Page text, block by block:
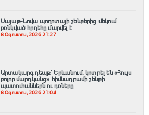
Սայաթ-Նովա պողոտայի շենքերից մեկում
բռնկված հրդեհը մարվել է
8 Օգոստոս, 2026 21:27
Արտակարգ դեպք՝ Երևանում․ կոտրել են «Հույս
բոլոր մարդկանց» հիմնադրամի շենքի
պատուհաններն ու դռները
8 Օգոստոս, 2026 21:04